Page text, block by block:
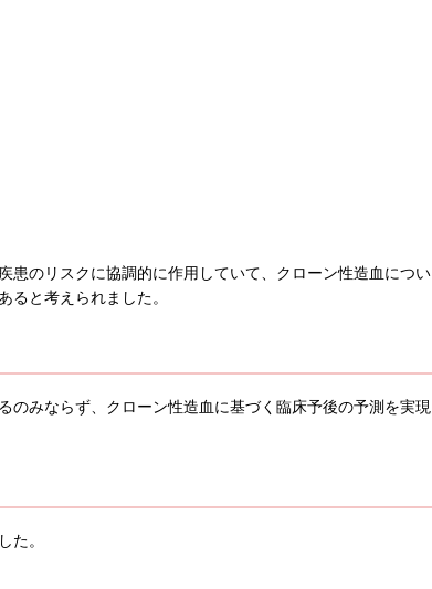
患のリスクに協調的に作用していて、クローン性造血につい
ると考えられました。
みならず、クローン性造血に基づく臨床予後の予測を実現
た。